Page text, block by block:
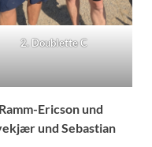
2. Doublette C
Ericson und
und Sebastian